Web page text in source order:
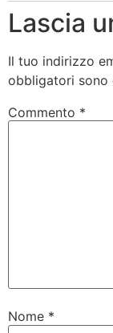
Lascia
Il tuo indirizzo
obbligatori sono
Commento *
Nome *